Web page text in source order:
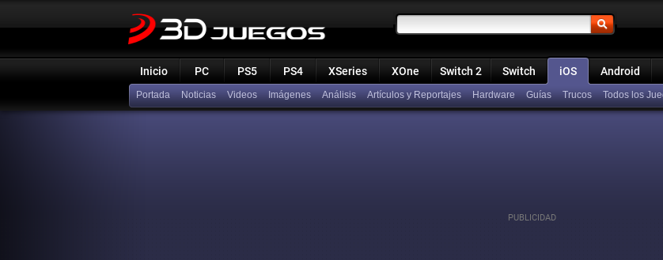
Inicio PC PS5 PS4 XSeries XOne Switch 2 Switch iOS Android
Portada Noticias Videos Imágenes Análisis Artículos y Reportajes Hardware Guías Trucos Todos los